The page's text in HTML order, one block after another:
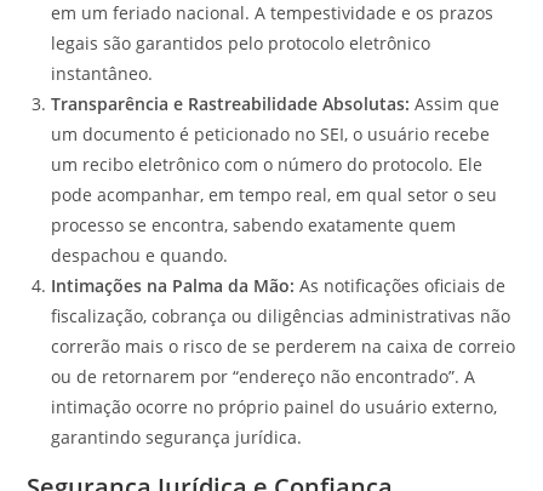
em um feriado nacional. A tempestividade e os prazos
legais são garantidos pelo protocolo eletrônico
instantâneo.
Transparência e Rastreabilidade Absolutas: Assim que
um documento é peticionado no SEI, o usuário recebe
um recibo eletrônico com o número do protocolo. Ele
pode acompanhar, em tempo real, em qual setor o seu
processo se encontra, sabendo exatamente quem
despachou e quando.
Intimações na Palma da Mão: As notificações oficiais de
fiscalização, cobrança ou diligências administrativas não
correrão mais o risco de se perderem na caixa de correio
ou de retornarem por “endereço não encontrado”. A
intimação ocorre no próprio painel do usuário externo,
garantindo segurança jurídica.